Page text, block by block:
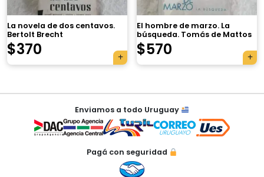
La novela de dos centavos.
Bertolt Brecht
$370
El hombre de marzo. La
búsqueda. Tomás de Mattos
$570
Navegación
entradas
Enviamos a todo Uruguay
Pagá con seguridad
Tu carrito está vacío.
automáticamente.